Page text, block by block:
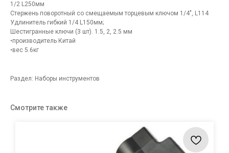
1/2 L250мм
Стержень поворотный со смещаемым торцевым ключом 1/4", L114
Удлинитель гибкий 1/4 L150мм;
Шестигранные ключи (3 шт). 1.5, 2, 2.5 мм
•производитель Китай
•вес 5.6кг
Раздел: Наборы инструментов
Смотрите также